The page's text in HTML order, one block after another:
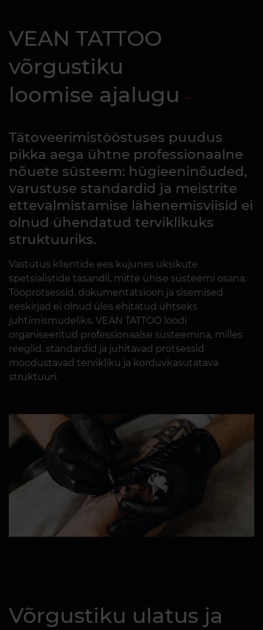
VEAN TATTOO
võrgustiku
loomise ajalugu
Tätoveerimistööstuses puudus
pikka aega ühtne professionaalne
nõuete süsteem: hügieeninõuded,
varustuse standardid ja meistrite
ettevalmistamise lähenemisviisid ei
olnud ühendatud terviklikuks
struktuuriks.
Vastutus klientide ees kujunes üksikute
spetsialistide tasandil, mitte ühise süsteemi osana.
Tööprotsessid, dokumentatsioon ja sisemised
eeskirjad ei olnud üles ehitatud ühtseks
juhtimismudeliks. VEAN TATTOO loodi
organiseeritud professionaalse süsteemina, milles
reeglid, standardid ja juhitavad protsessid
moodustavad tervikliku ja korduvkasutatava
struktuuri.
Võrgustiku ulatus ja